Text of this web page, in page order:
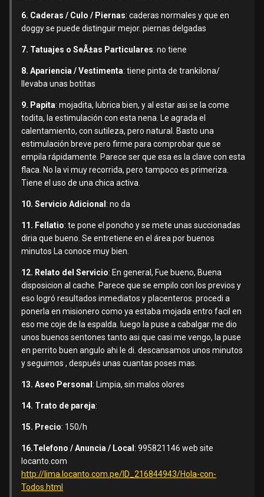
6. Caderas / Culo / Piernas: caderas normales y que en
doggy se puede distinguir mejor. piernas delgadas
7. Tatuajes o SeÃ±as Particulares: no tiene
8. Apariencia / Vestimenta: tiene pinta de trankilona/
llevaba unas botitas
9. Papita: mojadita, lubrica bien, y al estar asi se la come
todita, la estimulación con esta nena. Le agrada el
calentamiento, con sutileza, pero natural. Basto una
estimulación breve pero firme para comprobar que se
empila rápidamente. Parece ser que esa es la clave con esta
flaca. No la vi muy recorrida, pero tampoco es primeriza.
Tiene el uso de una chica activa.
10. Servicio Adicional : no da
11. Fellatio: te pone el poncho y se mete unas succionadas
diria que bueno. Se entretiene en el área por buenos
minutos La conoce muy bien.
12. Relato del Servicio: En general, Fue bueno, Buena
disposicion al cache. Parece que se empilo con los previos y
eso logró resultados inmediatos y placenteros. procedi a
ponerla en misionero como ya estaba mojada entro facil en
eso me coje de la espalda. luego la puse a cabalgar me dio
unos buenos sentones tanto asi que casi me vengo, la puse
en perrito buen angulo ahi le di. descansamos unos minutos
y seguimos , después unas cuantas poses mas.
13. Aseo Personal : Limpia, sin malos olores
14. Trato de pareja:
15. Precio: 150/h
16.Telefono / Anuncia / Local : 995821146 web site
locanto.com
http://lima.locanto.com.pe/ID_216844943/Hola-con-
Todos.html